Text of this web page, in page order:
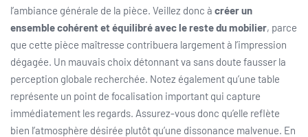
l’ambiance générale de la pièce. Veillez donc à créer un
ensemble cohérent et équilibré avec le reste du mobilier, parce
que cette pièce maîtresse contribuera largement à l’impression
dégagée. Un mauvais choix détonnant va sans doute fausser la
perception globale recherchée. Notez également qu’une table
représente un point de focalisation important qui capture
immédiatement les regards. Assurez-vous donc qu’elle reflète
bien l’atmosphère désirée plutôt qu’une dissonance malvenue. En